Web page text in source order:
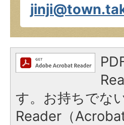
す。お持ちでな
Reader（